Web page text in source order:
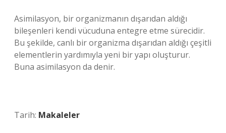
Asimilasyon, bir organizmanın dışarıdan aldığı
bileşenleri kendi vücuduna entegre etme sürecidir.
Bu şekilde, canlı bir organizma dışarıdan aldığı çeşitli
elementlerin yardımıyla yeni bir yapı oluşturur.
Buna asimilasyon da denir.
Tarih: Makaleler